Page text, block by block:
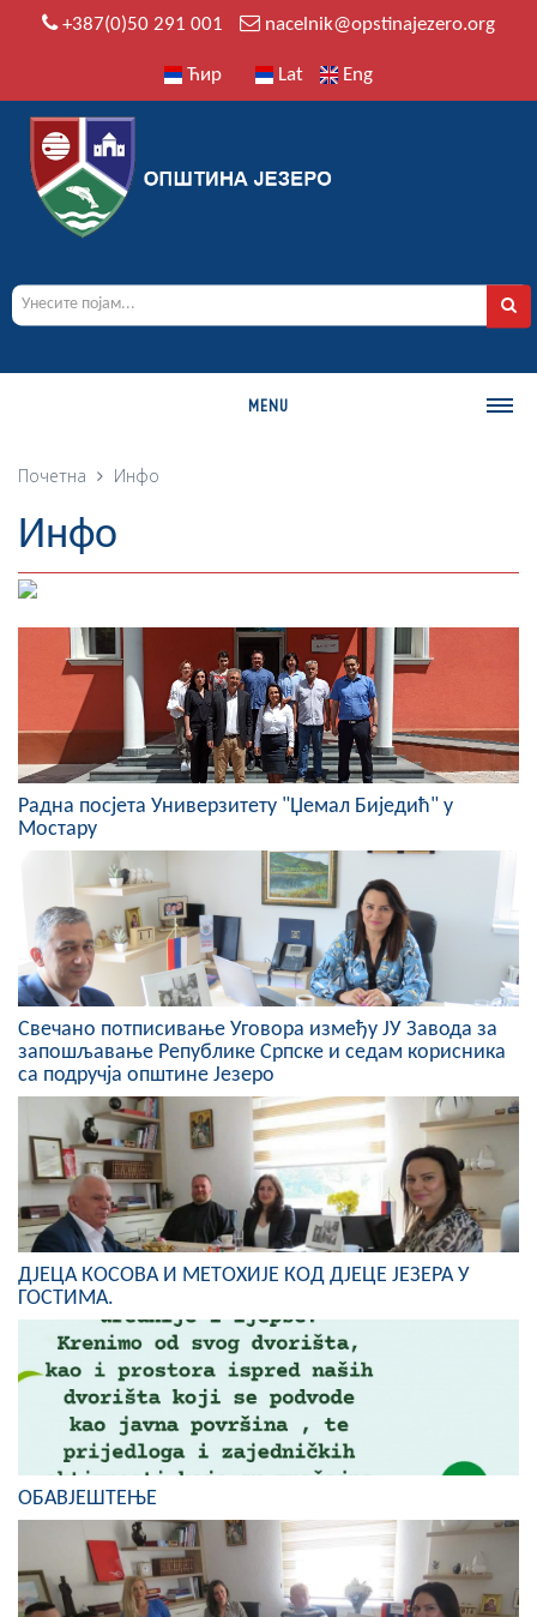
+387(0)50 291 001 nacelnik@opstinajezero.org
Ћир Lat Eng
MENU
Историја
Географија
Насељена мјеста
Занимљивости
Фотогалерија
НАЧЕЛНИК
О Начелнику
Замјеник начелника
Извјештај о раду начелника
СКУПШТИНА
Статут Општине
Скупштинско вијеће општине језеро
Састав Скупштине
Службени Гласници
ОПШТИНСКА УПРАВА
ИНФО
Вијести
Активности
Јавни позиви
Обавјештења
Заштита од пожара
Почетна Инфо
Инфо
Радна посјета Универзитету "Џемал Биједић" у
Мостару
Свечано потписивање Уговора између ЈУ Завода за
запошљавање Републике Српске и седам корисника
са подручја општине Језеро
ДЈЕЦА КОСОВА И МЕТОХИЈЕ КОД ДЈЕЦЕ ЈЕЗЕРА У
ГОСТИМА.
ОБАВЈЕШТЕЊЕ